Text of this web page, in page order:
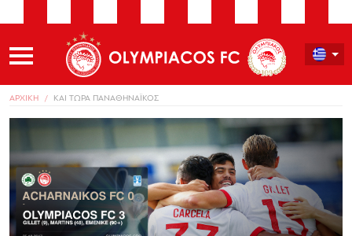
ΑΡΧΙΚΗ ΚΑΙ ΤΩΡΑ ΠΑΝΑΘΗΝΑΪΚΟΣ